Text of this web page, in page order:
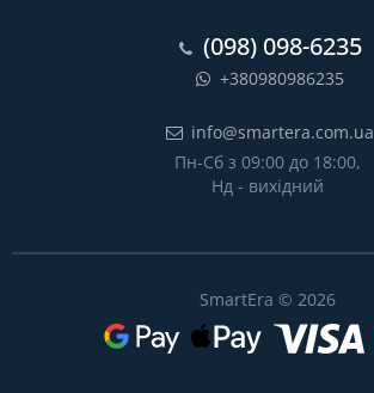
(098) 098-6235
+380980986235
info@smartera.com.ua
Пн-Сб з 09:00 до 18:00,
Нд - вихідний
SmartEra © 2026